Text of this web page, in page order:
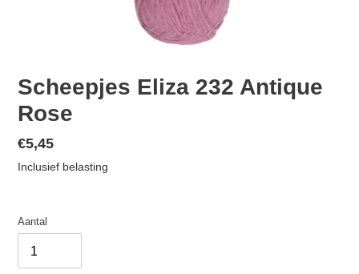
Scheepjes Eliza 232 Antique
Rose
Normale
prijs
€5,45
Inclusief belasting
Aantal